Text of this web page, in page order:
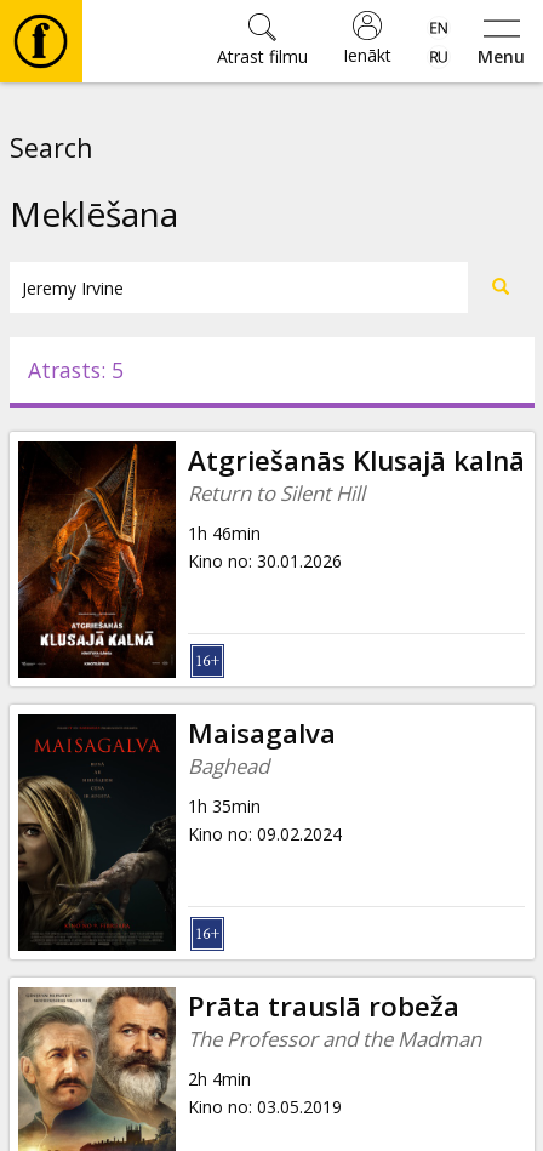
Menu
Ienākt
Atrast filmu
Pasākumi
Ziņas
Dāvanu
kartes
Uzkodas
B2B
Kino
Klubs
Search
Meklēšana
Atrasts: 5
Atgriešanās Klusajā kalnā
Return to Silent Hill
1h 46min
Kino no: 30.01.2026
Maisagalva
Baghead
1h 35min
Kino no: 09.02.2024
Prāta trauslā robeža
The Professor and the Madman
2h 4min
Kino no: 03.05.2019